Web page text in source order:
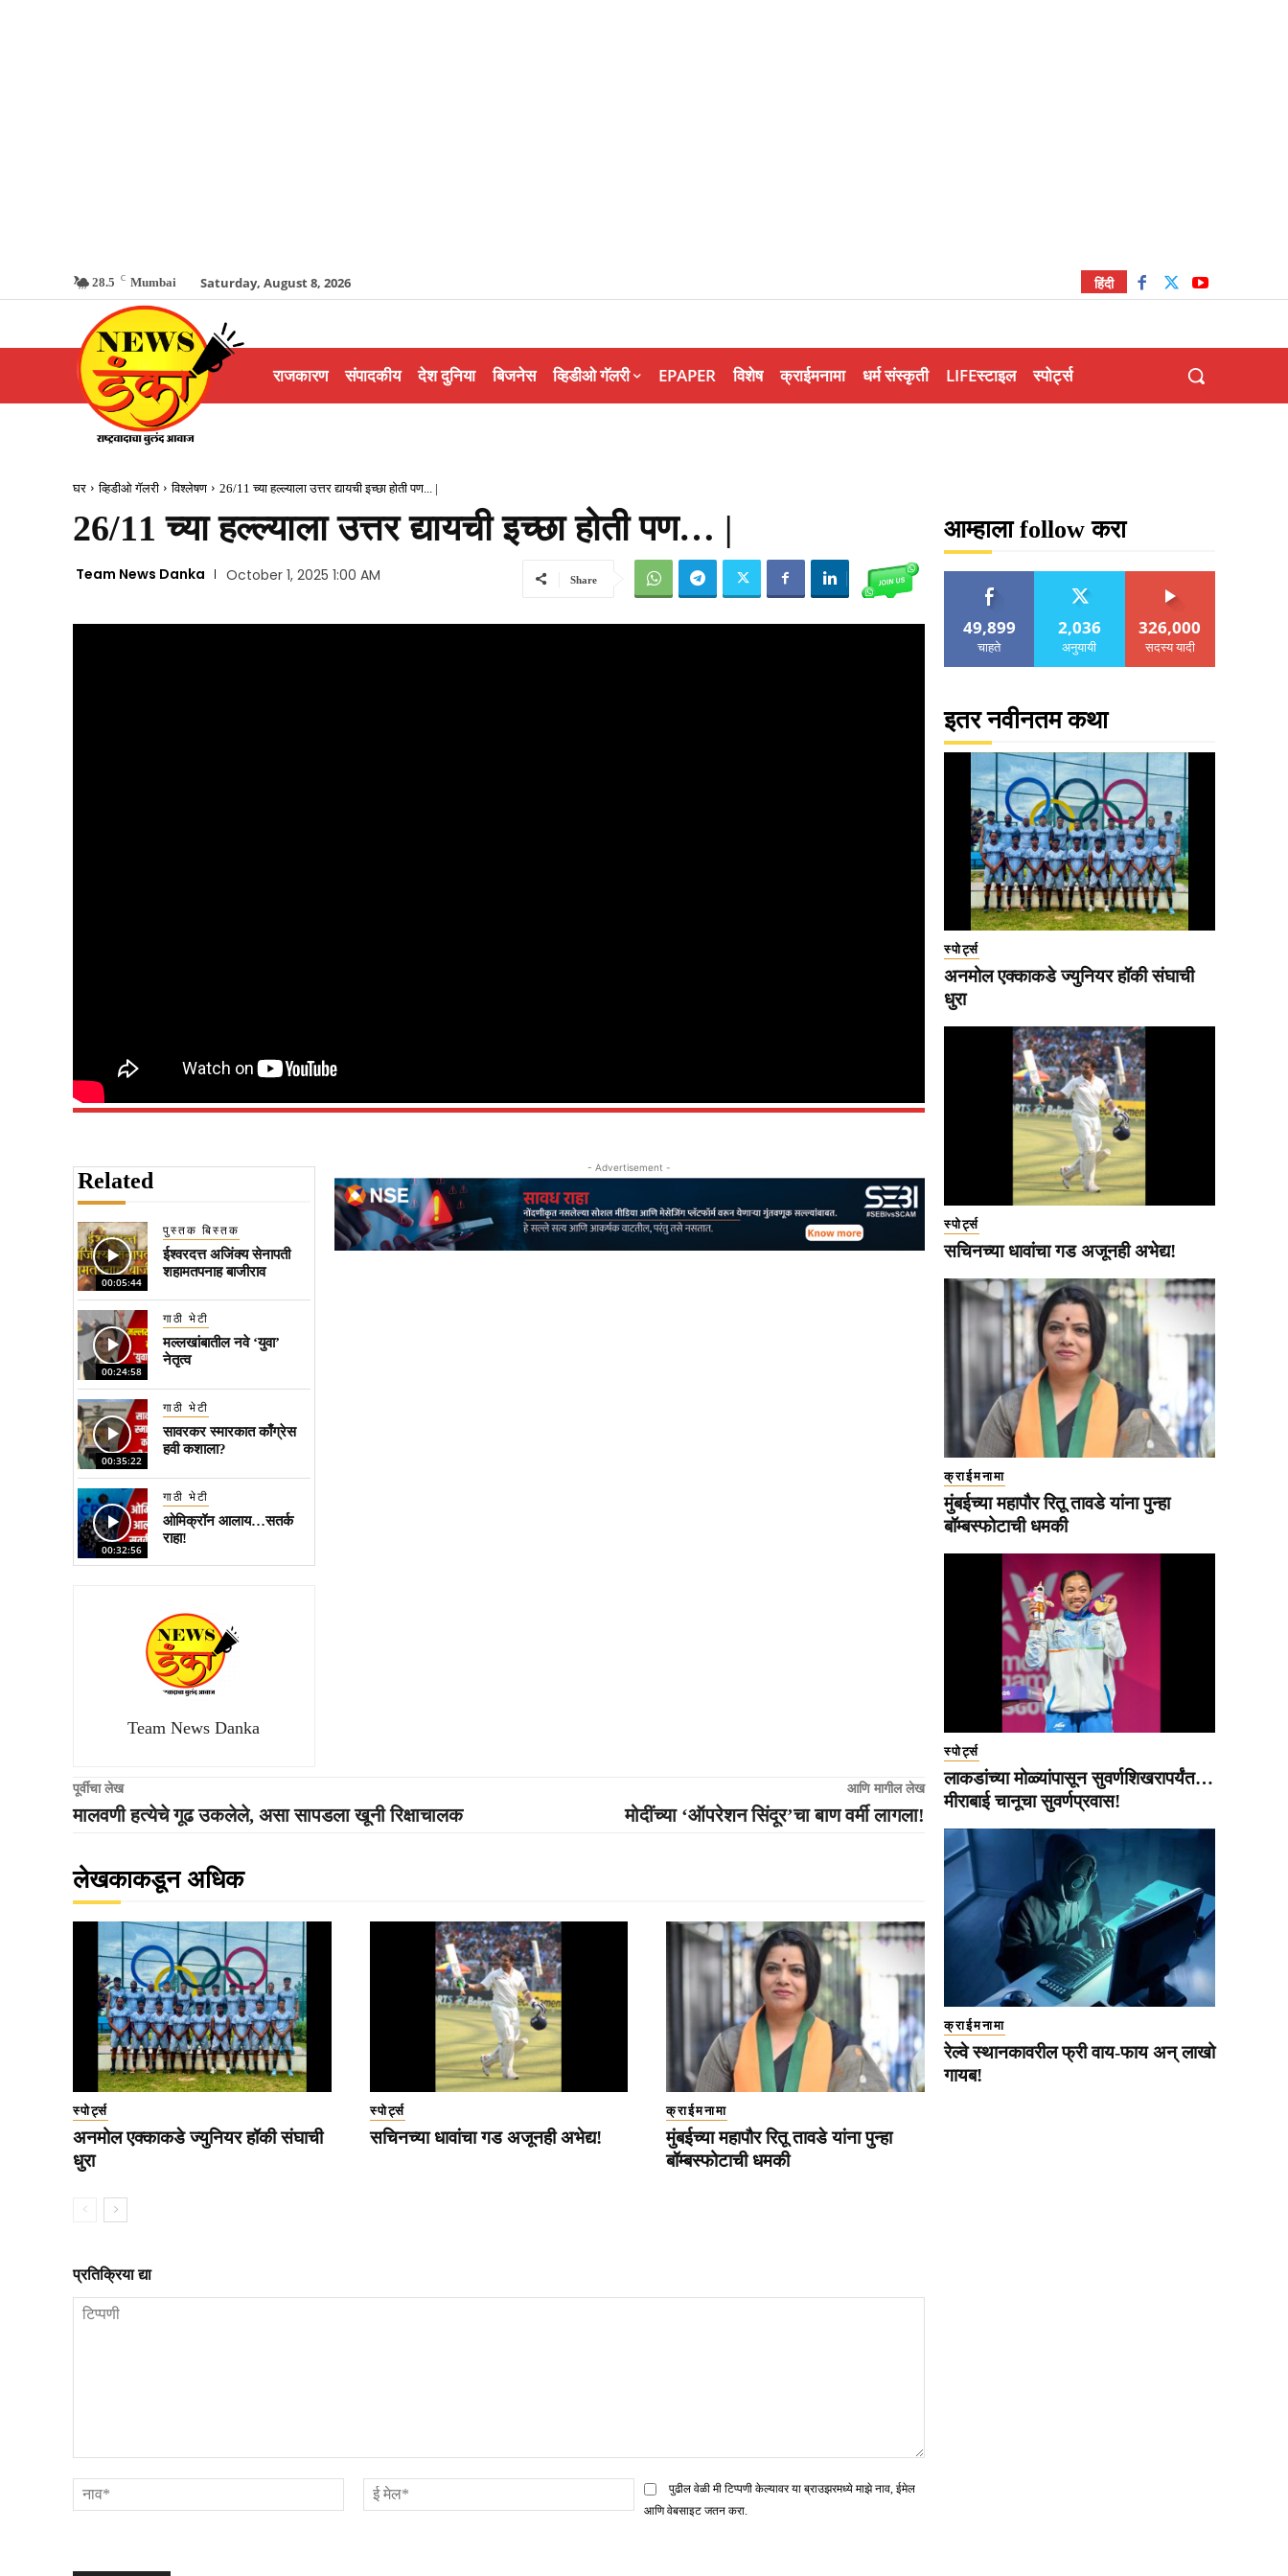
28.5 C Mumbai Saturday, August 8, 2026 हिंदी
राजकारण संपादकीय देश दुनिया बिजनेस व्हिडीओ गॅलरी EPAPER विशेष क्राईमनामा धर्म संस्कृती LIFEस्टाइल स्पोर्ट्स
घर व्हिडीओ गॅलरी विश्लेषण 26/11 च्या हल्ल्याला उत्तर द्यायची इच्छा होती पण... |
26/11 च्या हल्ल्याला उत्तर द्यायची इच्छा होती पण… |
Team News Danka October 1, 2025 1:00 AM Share
Related
00:05:44
पुस्तक बिस्तक
ईश्वरदत्त अजिंक्य सेनापती
शहामतपनाह बाजीराव
00:24:58
गाठी भेटी
मल्लखांबातील नवे ‘युवा’
नेतृत्व
00:35:22
गाठी भेटी
सावरकर स्मारकात काँग्रेस
हवी कशाला?
00:32:56
गाठी भेटी
ओमिक्रॉन आलाय…सतर्क
राहा!
Team News Danka
- Advertisement -
पूर्वीचा लेख
मालवणी हत्येचे गूढ उकलेले, असा सापडला खूनी रिक्षाचालक
आणि मागील लेख
मोदींच्या ‘ऑपरेशन सिंदूर’चा बाण वर्मी लागला!
लेखकाकडून अधिक
स्पोर्ट्स
अनमोल एक्काकडे ज्युनियर हॉकी संघाची
धुरा
स्पोर्ट्स
सचिनच्या धावांचा गड अजूनही अभेद्य!
क्राईमनामा
मुंबईच्या महापौर रितू तावडे यांना पुन्हा
बॉम्बस्फोटाची धमकी
प्रतिक्रिया द्या
नाव*
मेल*
पुढील वेळी मी टिप्पणी केल्यावर या ब्राउझरमध्ये माझे नाव, ईमेल
आणि वेबसाइट जतन करा.
आम्हाला follow करा
49,899
चाहते
2,036
अनुयायी
326,000
सदस्य यादी
इतर नवीनतम कथा
स्पोर्ट्स
अनमोल एक्काकडे ज्युनियर हॉकी संघाची
धुरा
स्पोर्ट्स
सचिनच्या धावांचा गड अजूनही अभेद्य!
क्राईमनामा
मुंबईच्या महापौर रितू तावडे यांना पुन्हा
बॉम्बस्फोटाची धमकी
स्पोर्ट्स
लाकडांच्या मोळ्यांपासून सुवर्णशिखरापर्यंत…
मीराबाई चानूचा सुवर्णप्रवास!
क्राईमनामा
रेल्वे स्थानकावरील फ्री वाय-फाय अन् लाखो
गायब!